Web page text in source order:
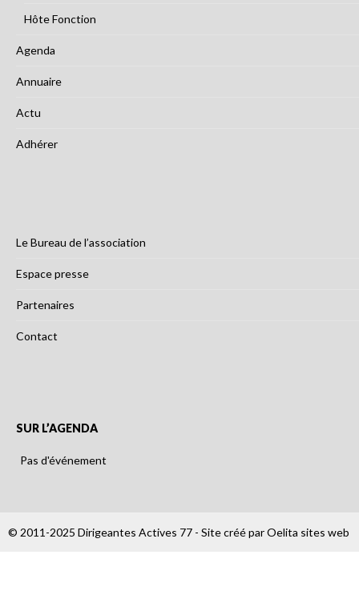
Hôte Fonction
Agenda
Annuaire
Actu
Adhérer
Le Bureau de l’association
Espace presse
Partenaires
Contact
SUR L’AGENDA
Pas d'événement
© 2011-2025 Dirigeantes Actives 77 - Site créé parOelita sites web